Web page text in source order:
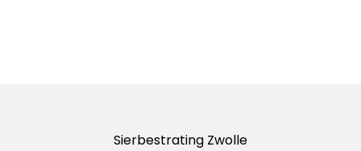
Sierbestrating Zwolle